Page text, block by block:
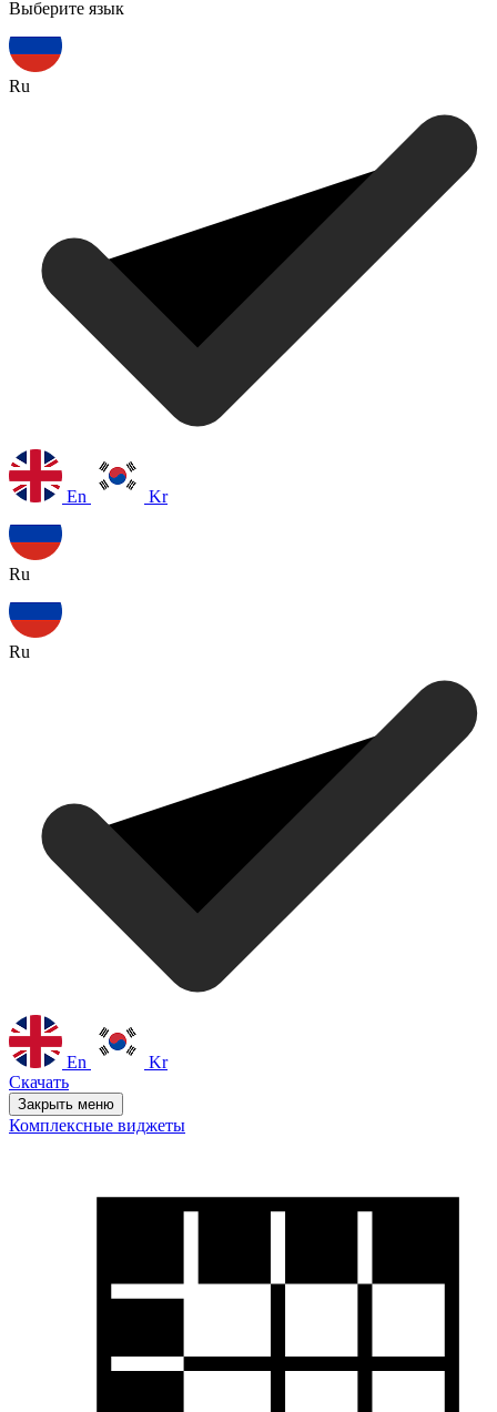
Выберите язык
Ru
En Kr
Ru
Ru
En
Kr
Скачать
Закрыть меню
Комплексные виджеты